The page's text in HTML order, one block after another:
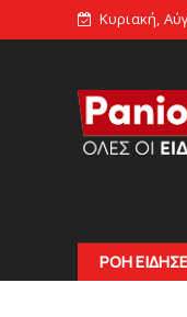
Κυριακή,
ΡΟΗ
ο Πορτογάλος! slide